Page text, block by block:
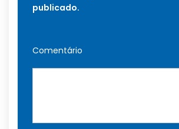
publicado.
Comentário